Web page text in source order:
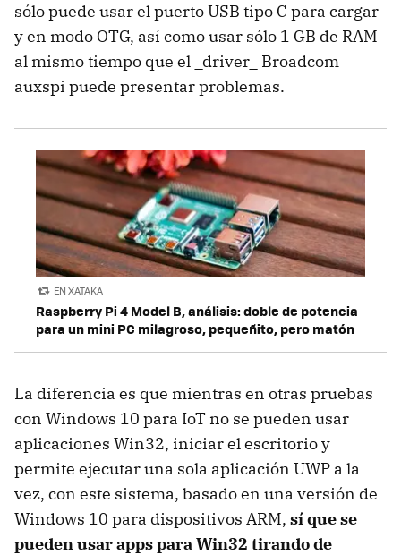
sólo puede usar el puerto USB tipo C para cargar
y en modo OTG, así como usar sólo 1 GB de RAM
al mismo tiempo que el _driver_ Broadcom
auxspi puede presentar problemas.
EN XATAKA
Raspberry Pi 4 Model B, análisis: doble de potencia
para un mini PC milagroso, pequeñito, pero matón
La diferencia es que mientras en otras pruebas
con Windows 10 para IoT no se pueden usar
aplicaciones Win32, iniciar el escritorio y
permite ejecutar una sola aplicación UWP a la
vez, con este sistema, basado en una versión de
Windows 10 para dispositivos ARM, sí que se
pueden usar apps para Win32 tirando de